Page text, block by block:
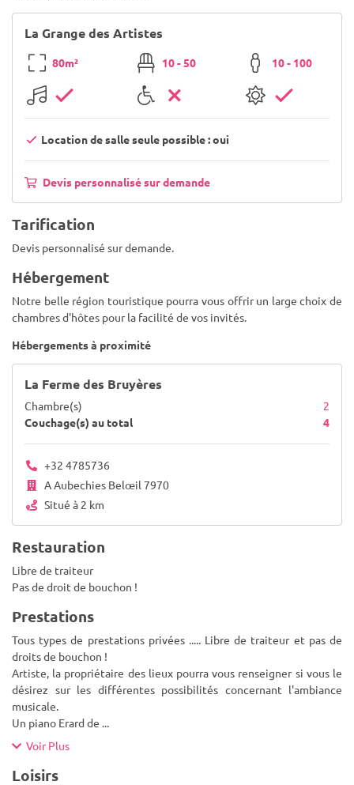
La Grange des Artistes
80m² 10 - 50 10 - 100
Location de salle seule possible : oui
Devis personnalisé sur demande
Tarification
Devis personnalisé sur demande.
Hébergement
Notre belle région touristique pourra vous offrir un large choix de
chambres d'hôtes pour la facilité de vos invités.
Hébergements à proximité
La Ferme des Bruyères
Chambre(s)
2
Couchage(s) au total
4
+32 4785736
A Aubechies Belœil 7970
Situé à 2 km
Restauration
Libre de traiteur
Pas de droit de bouchon !
Prestations
Tous types de prestations privées ..... Libre de traiteur et pas de
droits de bouchon !
Artiste, la propriétaire des lieux pourra vous renseigner si vous le
désirez sur les différentes possibilités concernant l'ambiance
musicale.
Un piano Erard de ...
Voir Plus
Loisirs